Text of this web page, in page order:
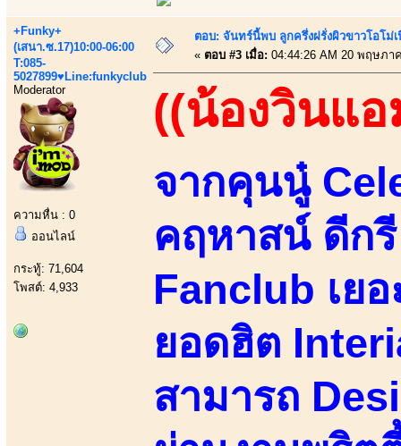
+Funky+
(เสนา.ซ.17)10:00-06:00
T:085-
5027899♥Line:funkyclub
Moderator
ความหื่น : 0
ออนไลน์
กระทู้: 71,604
โพสต์: 4,933
ตอบ: จันทร์นี้พบ ลูกครึ่งฝรั่งผิวขาวโอโม่
« ตอบ #3 เมื่อ: 04:44:26 AM 20 พฤษภา
((น้องวินแอ
จากคุนนู๋
คฤหาสน์ ดีก
Fanclub เย
ยอดฮิต
สามารถ